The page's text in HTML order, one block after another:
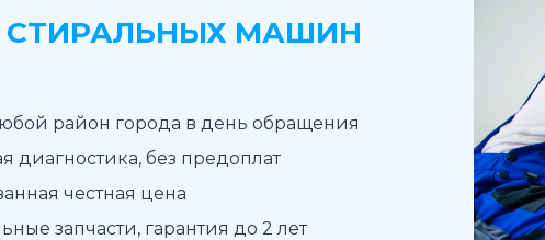
СТИРАЛЬНЫХ МАШИН
район города в день обращения
диагностика, без предоплат
честная цена
запчасти, гарантия до 2 лет